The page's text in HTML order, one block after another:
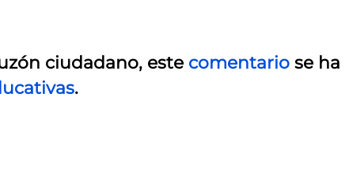
ciudadano, este comentario se ha
.